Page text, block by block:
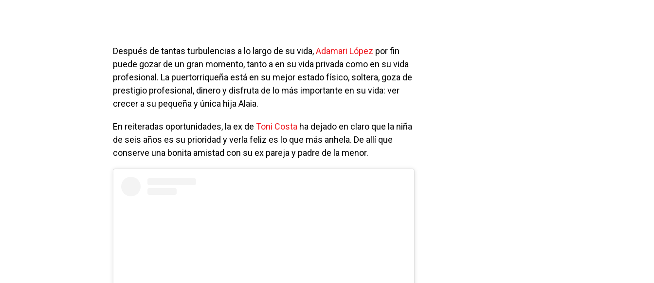
Después de tantas turbulencias a lo largo de su vida,Adamari López por fin
puede gozar de un gran momento, tanto a en su vida privada como en su vida
profesional. La puertorriqueña está en su mejor estado físico, soltera, goza de
prestigio profesional, dinero y disfruta de lo más importante en su vida: ver
crecer a su pequeña y única hija Alaia.
En reiteradas oportunidades, la ex de Toni Costa ha dejado en claro que la niña
de seis años es su prioridad y verla feliz es lo que más anhela. De allí que
conserve una bonita amistad con su ex pareja y padre de la menor.